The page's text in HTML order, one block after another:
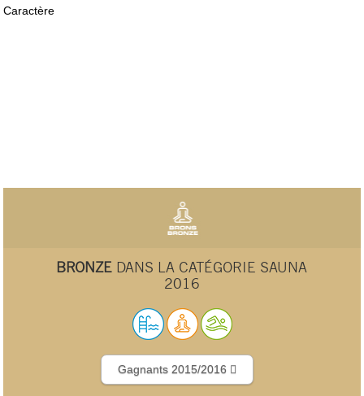
Caractère
BRONZE DANS LA CATÉGORIE SAUNA
2016
Gagnants 2015/2016